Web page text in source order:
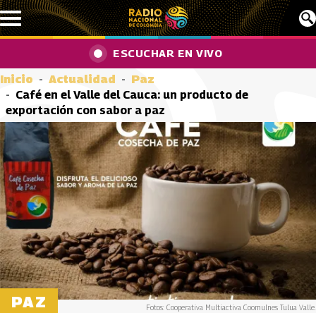
Pasar al contenido principal
ESCUCHAR EN VIVO
Inicio Actualidad
Paz
Café en el Valle del Cauca: un producto de
exportación con sabor a paz
PAZ Fotos: Cooperativa Multiactiva Coomulnes Tulua Valle.